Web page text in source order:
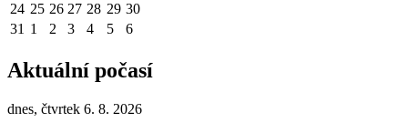
24 25 26 27 28 29 30
31 1 2 3 4 5 6
Aktuální počasí
dnes, čtvrtek 6. 8. 2026